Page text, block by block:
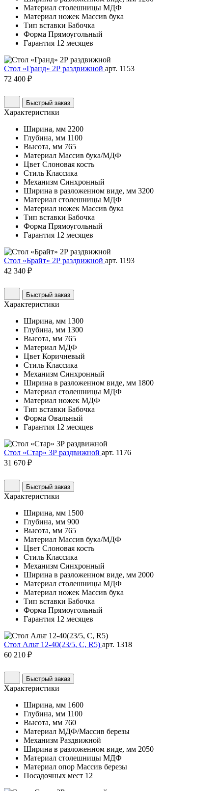
Материал столешницы МДФ
Материал ножек Массив бука
Тип вставки Бабочка
Форма Прямоугольный
Гарантия 12 месяцев
Стол «Гранд» 2Р раздвижной арт. 1153
72 400 ₽
Быстрый заказ
Характеристики
Ширина, мм 2200
Глубина, мм 1100
Высота, мм 765
Материал Массив бука/МДФ
Цвет Слоновая кость
Стиль Классика
Механизм Синхронный
Ширина в разложенном виде, мм 3200
Материал столешницы МДФ
Материал ножек Массив бука
Тип вставки Бабочка
Форма Прямоугольный
Гарантия 12 месяцев
Стол «Брайт» 2Р раздвижной арт. 1193
42 340 ₽
Быстрый заказ
Характеристики
Ширина, мм 1300
Глубина, мм 1300
Высота, мм 765
Материал МДФ
Цвет Коричневый
Стиль Классика
Механизм Синхронный
Ширина в разложенном виде, мм 1800
Материал столешницы МДФ
Материал ножек МДФ
Тип вставки Бабочка
Форма Овальный
Гарантия 12 месяцев
Стол «Стар» 3Р раздвижной арт. 1176
31 670 ₽
Быстрый заказ
Характеристики
Ширина, мм 1500
Глубина, мм 900
Высота, мм 765
Материал Массив бука/МДФ
Цвет Слоновая кость
Стиль Классика
Механизм Синхронный
Ширина в разложенном виде, мм 2000
Материал столешницы МДФ
Материал ножек Массив бука
Тип вставки Бабочка
Форма Прямоугольный
Гарантия 12 месяцев
Стол Альт 12-40(23/5, C, R5) арт. 1318
60 210 ₽
Быстрый заказ
Характеристики
Ширина, мм 1600
Глубина, мм 1100
Высота, мм 760
Материал МДФ/Массив березы
Механизм Раздвижной
Ширина в разложенном виде, мм 2050
Материал столешницы МДФ
Материал опор Массив березы
Посадочных мест 12